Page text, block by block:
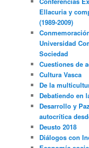
Ellacuria y
(1989-2009)
Universidad
Sociedad
Cuestiones de
Cultura Vasca
De la
Debatiendo en
Desarrollo y
autocrítica
Deusto 2018
Diálogos con